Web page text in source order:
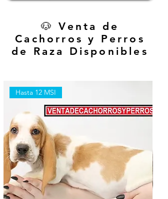
🐶 Venta de
Cachorros y Perros
de Raza Disponibles
Hasta 12 MSI